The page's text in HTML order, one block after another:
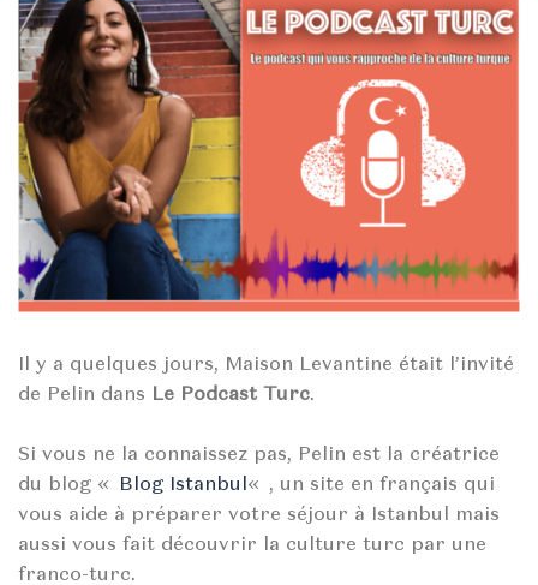
Il y a quelques jours, Maison Levantine était l’invité
de Pelin dans Le Podcast Turc.
Si vous ne la connaissez pas, Pelin est la créatrice
du blog « Blog Istanbul« , un site en français qui
vous aide à préparer votre séjour à Istanbul mais
aussi vous fait découvrir la culture turc par une
franco-turc.